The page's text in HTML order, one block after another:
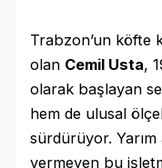
Trabzon’un köfte
olan Cemil Usta,
olarak başlayan
hem de ulusal
sürdürüyor.
vermeyen bu